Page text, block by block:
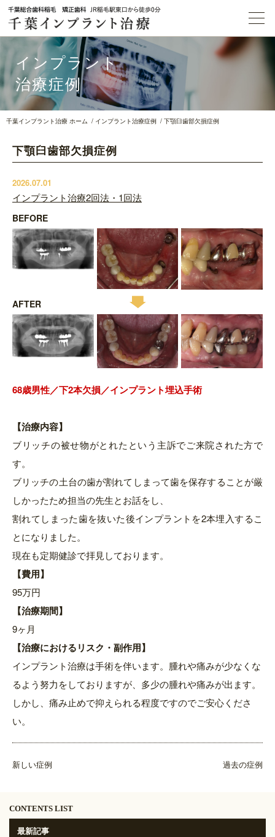
インプラント
治療症例
千葉インプラント治療 ホーム インプラント治療症例 下顎臼歯部欠損症例
下顎臼歯部欠損症例
2026.07.01
インプラント治療2回法・1回法
BEFORE
AFTER
68歳男性／下2本欠損／インプラント埋込手術
【治療内容】
ブリッチの被せ物がとれたという主訴でご来院された方で
す。
ブリッチの土台の歯が割れてしまって歯を保存することが厳
しかったため担当の先生とお話をし、
割れてしまった歯を抜いた後インプラントを2本埋入するこ
とになりました。
現在も定期健診で拝見しております。
【費用】
95万円
【治療期間】
9ヶ月
【治療におけるリスク・副作用】
インプラント治療は手術を伴います。腫れや痛みが少なくな
るよう努力をしておりますが、多少の腫れや痛みが出ます。
しかし、痛み止めで抑えられる程度ですのでご安心くださ
い。
新しい症例 過去の症例
CONTENTS LIST
最新記事